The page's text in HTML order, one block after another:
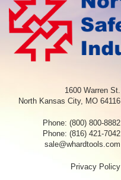
1600 Warren St.
North Kansas City, MO 64116
Phone:(800) 800-8882
Phone:(816) 421-7042
sale@whardtools.com
Privacy Policy